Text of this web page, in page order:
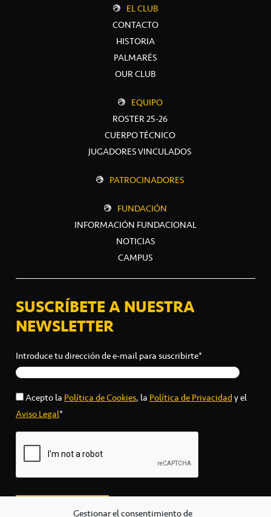
Gestionar el consentimiento de
EL CLUB
CONTACTO
HISTORIA
PALMARÉS
OUR CLUB
EQUIPO
ROSTER 25-26
CUERPO TÉCNICO
JUGADORES VINCULADOS
PATROCINADORES
FUNDACIÓN
INFORMACIÓN FUNDACIONAL
NOTICIAS
CAMPUS
SUSCRÍBETE A NUESTRA
NEWSLETTER
Introduce tu dirección de e-mail para suscribirte*
Acepto la Política de Cookies, la Política de Privacidady el
Aviso Legal*